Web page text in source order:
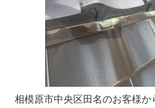
相模原市中央区田名のお客様